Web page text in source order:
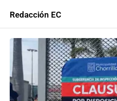
Redacción EC